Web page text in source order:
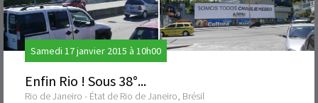
Samedi 17 janvier 2015 à 10h00
Enfin Rio ! Sous 38°...
Rio de Janeiro - État de Rio de Janeiro, Brésil